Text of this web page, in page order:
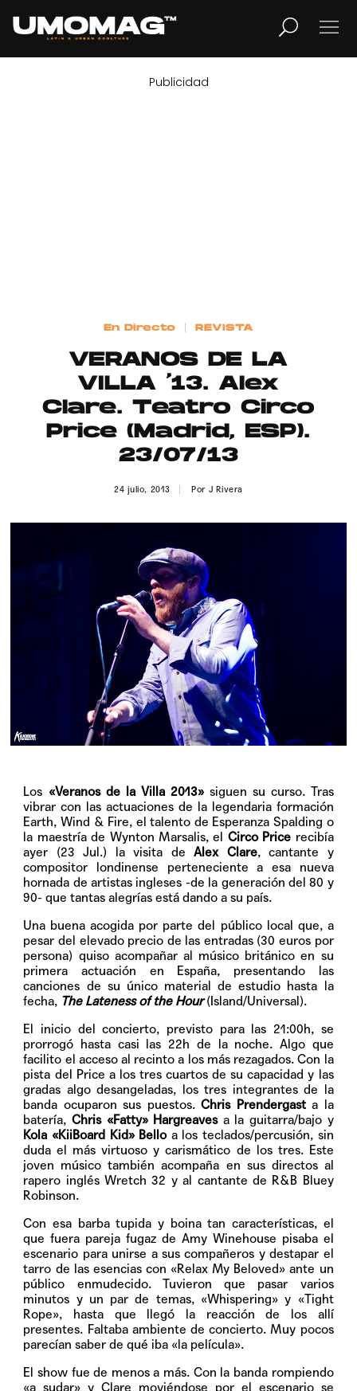
LIFESTYLE
Publicidad
Contacto
Aviso Legal
© 2015-2022 UMOMAG. PROPIEDAD DE UMO agency. TODOS LOS
DERECHOS RESERVADOS.
Publicidad
En Directo REVISTA
VERANOS DE LA
VILLA ’13. Alex
Clare. Teatro Circo
Price (Madrid, ESP).
23/07/13
24 julio, 2013 Por J Rivera
Los «Veranos de la Villa 2013» siguen su curso. Tras
vibrar con las actuaciones de la legendaria formación
Earth, Wind & Fire, el talento de Esperanza Spalding o
la maestría de Wynton Marsalis, el Circo Price recibía
ayer (23 Jul.) la visita deAlex Clare, cantante y
compositor londinense perteneciente a esa nueva
hornada de artistas ingleses -de la generación del 80 y
90- que tantas alegrías está dando a su país.
Una buena acogida por parte del público local que, a
pesar del elevado precio de las entradas (30 euros por
persona) quiso acompañar al músico británico en su
primera actuación en España, presentando las
canciones de su único material de estudio hasta la
fecha, The Lateness of the Hour(Island/Universal).
El inicio del concierto, previsto para las 21:00h, se
prorrogó hasta casi las 22h de la noche. Algo que
facilito el acceso al recinto a los más rezagados. Con la
pista del Price a los tres cuartos de su capacidad y las
gradas algo desangeladas, los tres integrantes de la
banda ocuparon sus puestos.Chris Prendergasta la
batería,Chris «Fatty» Hargreavesa la guitarra/bajo y
Kola «KiiBoard Kid» Belloa los teclados/percusión, sin
duda el más virtuoso y carismático de los tres. Este
joven músico también acompaña en sus directos al
rapero inglés Wretch 32 y al cantante de R&B Bluey
Robinson.
Con esa barba tupida y boina tan características, el
que fuera pareja fugaz de Amy Winehouse pisaba el
escenario para unirse a sus compañeros y destapar el
tarro de las esencias con «Relax My Beloved» ante un
público enmudecido. Tuvieron que pasar varios
minutos y un par de temas, «Whispering» y «Tight
Rope», hasta que llegó la reacción de los allí
presentes. Faltaba ambiente de concierto. Muy pocos
parecían saber de qué iba «la película».
El show fue de menos a más. Con la banda rompiendo
«a sudar» y Clare moviéndose por el escenario se